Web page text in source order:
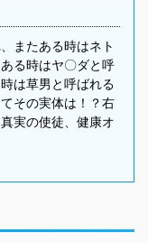
またある時はネト
る時はヤ〇ダと呼
は草男と呼ばれる
その実体は！？右
実の使徒、健康オ